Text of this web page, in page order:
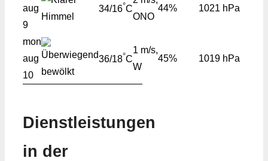
aug
9
34/16°C
ONO
44% 1021 hPa
mon
aug
10
36/18°C
1 m/s,
W
45% 1019 hPa
Dienstleistungen
in der